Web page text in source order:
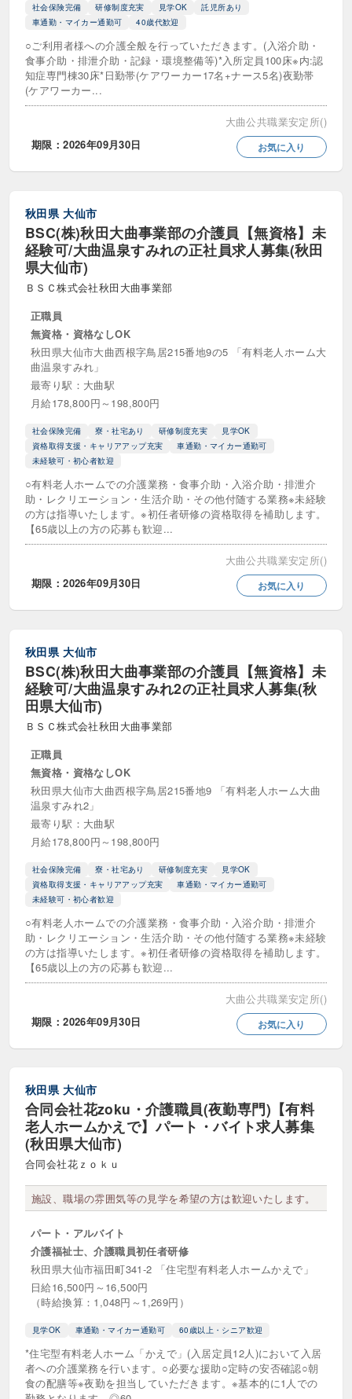
社会保険完備 研修制度充実 見学OK
託児所あり
車通勤・マイカー通勤可
40歳代歓迎
○ご利用者様への介護全般を行っていただきます。(入浴介助・
食事介助・排泄介助・記録・環境整備等)*入所定員100床※内:認
知症専門棟30床*日勤帯(ケアワーカー17名+ナース5名)夜勤帯
(ケアワーカー...
大曲公共職業安定所()
期限：2026年09月30日
お気に入り
秋田県 大仙市
BSC(株)秋田大曲事業部の介護員【無資格】未
経験可/大曲温泉すみれの正社員求人募集(秋田
県大仙市)
ＢＳＣ株式会社秋田大曲事業部
正職員
無資格・資格なしOK
秋田県大仙市大曲西根字鳥居215番地9の5 「有料老人ホーム大
曲温泉すみれ」
最寄り駅：大曲駅
月給178,800円～198,800円
社会保険完備 寮・社宅あり 研修制度充実
見学OK
資格取得支援・キャリアアップ充実
車通勤・マイカー通勤可
未経験可・初心者歓迎
○有料老人ホームでの介護業務・食事介助・入浴介助・排泄介
助・レクリエーション・生活介助・その他付随する業務※未経験
の方は指導いたします。※初任者研修の資格取得を補助します。
【65歳以上の方の応募も歓迎...
大曲公共職業安定所()
期限：2026年09月30日
お気に入り
秋田県 大仙市
BSC(株)秋田大曲事業部の介護員【無資格】未
経験可/大曲温泉すみれ2の正社員求人募集(秋
田県大仙市)
ＢＳＣ株式会社秋田大曲事業部
正職員
無資格・資格なしOK
秋田県大仙市大曲西根字鳥居215番地9 「有料老人ホーム大曲
温泉すみれ2」
最寄り駅：大曲駅
月給178,800円～198,800円
社会保険完備 寮・社宅あり 研修制度充実
見学OK
資格取得支援・キャリアアップ充実
車通勤・マイカー通勤可
未経験可・初心者歓迎
○有料老人ホームでの介護業務・食事介助・入浴介助・排泄介
助・レクリエーション・生活介助・その他付随する業務※未経験
の方は指導いたします。※初任者研修の資格取得を補助します。
【65歳以上の方の応募も歓迎...
大曲公共職業安定所()
期限：2026年09月30日
お気に入り
秋田県 大仙市
合同会社花zoku・介護職員(夜勤専門)【有料
老人ホームかえで】パート・バイト求人募集
(秋田県大仙市)
合同会社花ｚｏｋｕ
施設、職場の雰囲気等の見学を希望の方は歓迎いたします。
パート・アルバイト
介護福祉士、介護職員初任者研修
秋田県大仙市福田町341-2 「住宅型有料老人ホームかえで」
日給16,500円～16,500円
（時給換算：1,048円～1,269円）
見学OK 車通勤・マイカー通勤可 60歳以上・シニア歓迎
*住宅型有料老人ホーム「かえで」(入居定員12人)において入居
者への介護業務を行います。○必要な援助○定時の安否確認○朝
食の配膳等※夜勤を担当していただきます。※基本的に1人での